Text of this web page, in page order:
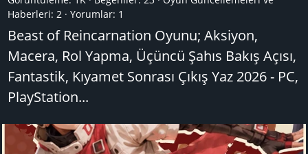
Haberleri: 2 Yorumlar: 1
Beast of Reincarnation Oyunu; Aksiyon,
Macera, Rol Yapma, Üçüncü Şahıs Bakış Açısı,
Fantastik, Kıyamet Sonrası Çıkış Yaz 2026 - PC,
PlayStation...